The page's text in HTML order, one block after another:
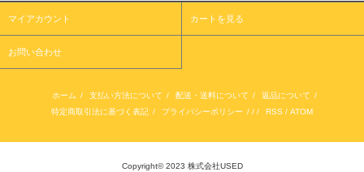
マイアカウント カートを見る
お問い合わせ
ホーム / 支払い方法について / 配送・送料について / 返品について /
特定商取引法に基づく表記 / プライバシーポリシー / / / RSS / ATOM
Copyright© 2023 株式会社USED